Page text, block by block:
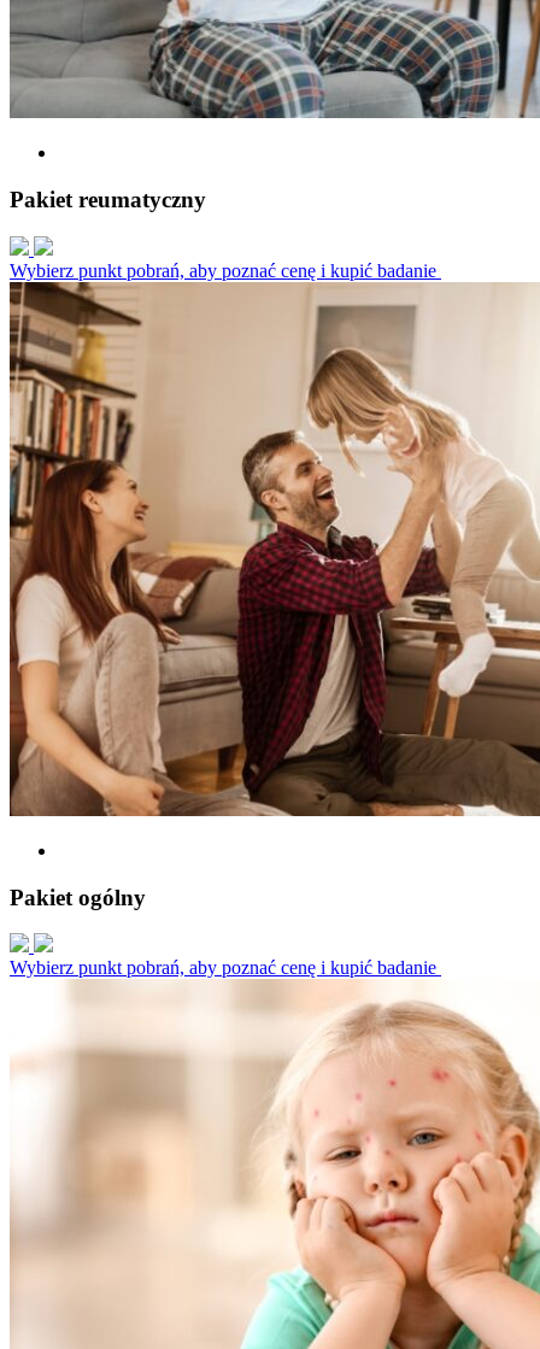
Pakiet reumatyczny
Wybierz punkt pobrań, aby poznać cenę i kupić badanie
Pakiet ogólny
Wybierz punkt pobrań, aby poznać cenę i kupić badanie